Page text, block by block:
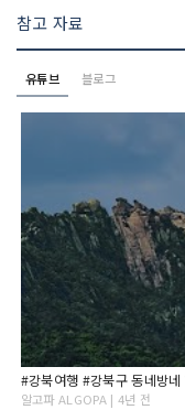
참고 자료
유튜브 블로그
#강북여행 #강북구 동네방
알고파 ALGOPA | 4년 전